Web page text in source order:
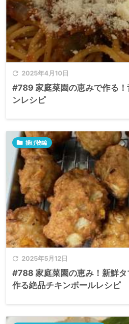
 2025年4月10日
#789 家庭菜園の恵みで作る！
ンレシピ
 2025年5月12日
 揚げ物編
#788 家庭菜園の恵み！新鮮
作る絶品チキンボールレシピ